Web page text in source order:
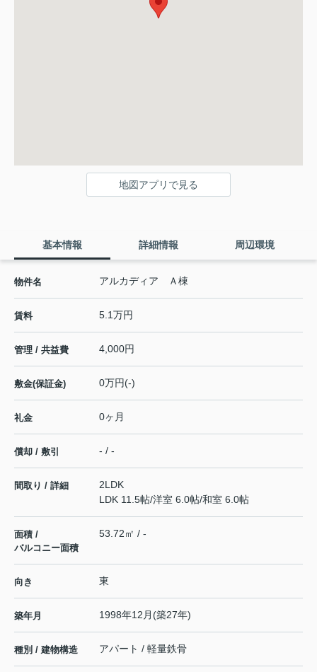
地図アプリで見る
基本情報 詳細情報 周辺環境
物件名 アルカディア Ａ棟
賃料 5.1万円
管理 / 共益費 4,000円
敷金(保証金) 0万円(-)
礼金 0ヶ月
償却 / 敷引 - / -
間取り / 詳細
2LDK
LDK 11.5帖/洋室 6.0帖/和室 6.0帖
面積 /
バルコニー面積
53.72㎡ / -
向き 東
築年月 1998年12月(築27年)
種別 / 建物構造 アパート / 軽量鉄骨